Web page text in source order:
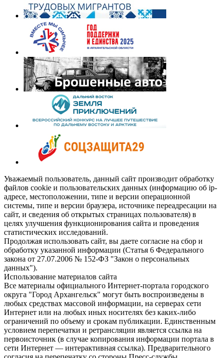
Уважаемый пользователь, данный сайт производит обработку
файлов cookie и пользовательских данных (информацию об ip-
адресе, местоположении, типе и версии операционной
системы, типе и версии браузера, источнике переадресации на
сайт, и сведения об открытых страницах пользователя) в
целях улучшения функционирования сайта и проведения
статистических исследований.
Продолжая использовать сайт, вы даете согласие на сбор и
обработку указанной информации (Статья 6 Федерального
закона от 27.07.2006 № 152-ФЗ "Закон о персональных
данных").
Использование материалов сайта
Все материалы официального Интернет-портала городского
округа "Город Архангельск" могут быть воспроизведены в
любых средствах массовой информации, на серверах сети
Интернет или на любых иных носителях без каких-либо
ограничений по объему и срокам публикации. Единственным
условием перепечатки и ретрансляции является ссылка на
первоисточник (в случае копирования информации портала в
сети Интернет — интерактивная ссылка). Предварительного